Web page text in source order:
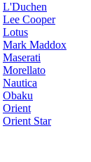
L'Duchen
Lee Cooper
Lotus
Mark Maddox
Maserati
Morellato
Nautica
Obaku
Orient
Orient Star